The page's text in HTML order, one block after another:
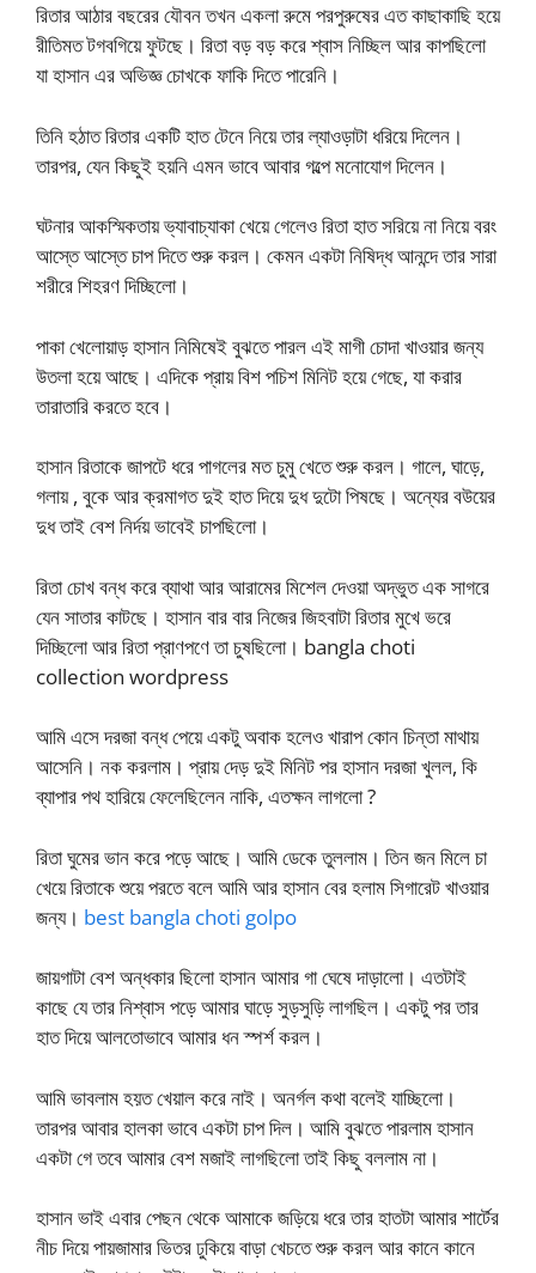
রিতার আঠার বছরের যৌবন তখন একলা রুমে পরপুরুষের এত কাছাকাছি হয়ে
রীতিমত টগবগিয়ে ফুটছে। রিতা বড় বড় করে শ্বাস নিচ্ছিল আর কাপছিলো
যা হাসান এর অভিজ্ঞ চোখকে ফাকি দিতে পারেনি।
তিনি হঠাত রিতার একটি হাত টেনে নিয়ে তার ল্যাওড়াটা ধরিয়ে দিলেন।
তারপর, যেন কিছুই হয়নি এমন ভাবে আবার গল্পে মনোযোগ দিলেন।
ঘটনার আকস্মিকতায় ভ্যাবাচ্যাকা খেয়ে গেলেও রিতা হাত সরিয়ে না নিয়ে বরং
আস্তে আস্তে চাপ দিতে শুরু করল। কেমন একটা নিষিদ্ধ আনন্দে তার সারা
শরীরে শিহরণ দিচ্ছিলো।
পাকা খেলোয়াড় হাসান নিমিষেই বুঝতে পারল এই মাগী চোদা খাওয়ার জন্য
উতলা হয়ে আছে। এদিকে প্রায় বিশ পচিশ মিনিট হয়ে গেছে, যা করার
তারাতারি করতে হবে।
হাসান রিতাকে জাপটে ধরে পাগলের মত চুমু খেতে শুরু করল। গালে, ঘাড়ে,
গলায় , বুকে আর ক্রমাগত দুই হাত দিয়ে দুধ দুটো পিষছে। অন্যের বউয়ের
দুধ তাই বেশ নির্দয় ভাবেই চাপছিলো।
রিতা চোখ বন্ধ করে ব্যাথা আর আরামের মিশেল দেওয়া অদ্ভুত এক সাগরে
যেন সাতার কাটছে। হাসান বার বার নিজের জিহবাটা রিতার মুখে ভরে
দিচ্ছিলো আর রিতা প্রাণপণে তা চুষছিলো। bangla choti
collection wordpress
আমি এসে দরজা বন্ধ পেয়ে একটু অবাক হলেও খারাপ কোন চিন্তা মাথায়
আসেনি। নক করলাম। প্রায় দেড় দুই মিনিট পর হাসান দরজা খুলল, কি
ব্যাপার পথ হারিয়ে ফেলেছিলেন নাকি, এতক্ষন লাগলো ?
রিতা ঘুমের ভান করে পড়ে আছে। আমি ডেকে তুললাম। তিন জন মিলে চা
খেয়ে রিতাকে শুয়ে পরতে বলে আমি আর হাসান বের হলাম সিগারেট খাওয়ার
জন্য। best bangla choti golpo
জায়গাটা বেশ অন্ধকার ছিলো হাসান আমার গা ঘেষে দাড়ালো। এতটাই
কাছে যে তার নিশ্বাস পড়ে আমার ঘাড়ে সুড়সুড়ি লাগছিল। একটু পর তার
হাত দিয়ে আলতোভাবে আমার ধন স্পর্শ করল।
আমি ভাবলাম হয়ত খেয়াল করে নাই। অনর্গল কথা বলেই যাচ্ছিলো।
তারপর আবার হালকা ভাবে একটা চাপ দিল। আমি বুঝতে পারলাম হাসান
একটা গে তবে আমার বেশ মজাই লাগছিলো তাই কিছু বললাম না।
হাসান ভাই এবার পেছন থেকে আমাকে জড়িয়ে ধরে তার হাতটা আমার শার্টের
নীচ দিয়ে পায়জামার ভিতর ঢুকিয়ে বাড়া খেচতে শুরু করল আর কানে কানে